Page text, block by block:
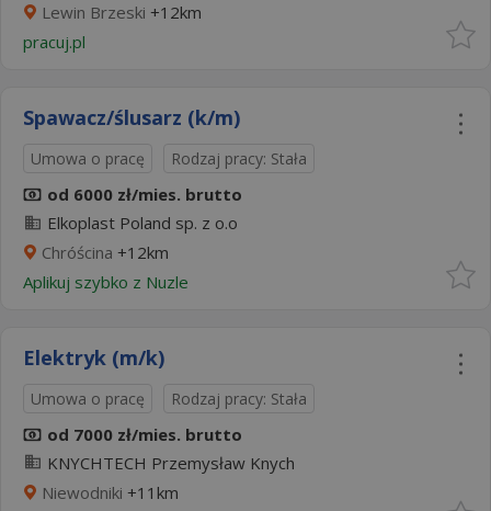
Lewin Brzeski +12km
pracuj.pl
Spawacz/ślusarz (k/m)
Umowa o pracę Rodzaj pracy: Stała
od 6000 zł/mies. brutto
Elkoplast Poland sp. z o.o
Chróścina +12km
Aplikuj szybko z Nuzle
Elektryk (m/k)
Umowa o pracę Rodzaj pracy: Stała
od 7000 zł/mies. brutto
KNYCHTECH Przemysław Knych
Niewodniki +11km